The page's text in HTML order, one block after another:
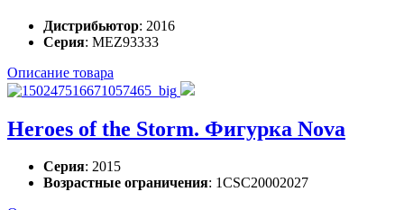
Дистрибьютор: 2016
Серия: MEZ93333
Описание товара
Heroes of the Storm. Фигурка Nova
Серия: 2015
Возрастные ограничения: 1CSC20002027